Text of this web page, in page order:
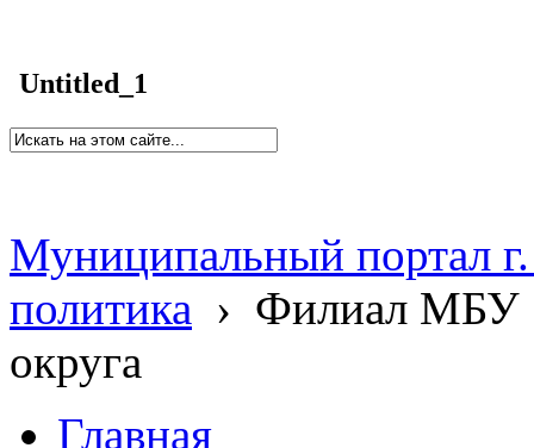
Untitled_1
Муниципальный портал
политика › Филиал МБУ
округа
Главная